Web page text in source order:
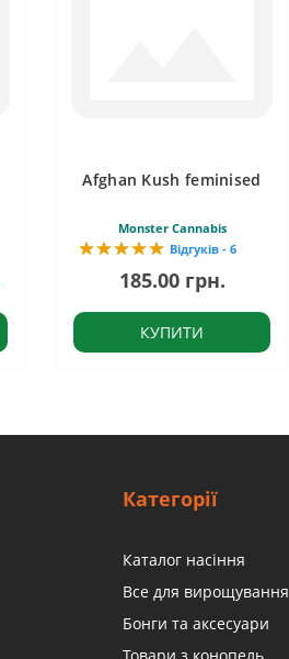
Afghan Kush feminised
Monster Cannabis
Відгуків - 6
185.00 грн.
КУПИТИ
Категорії
Каталог насіння
Все для вирощування
Бонги та аксесуари